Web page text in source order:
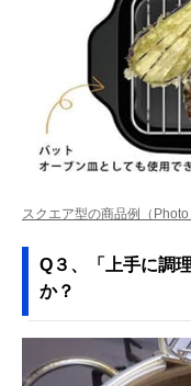
スクエア型の商品例（Photo
Q３、「上手に調
か？